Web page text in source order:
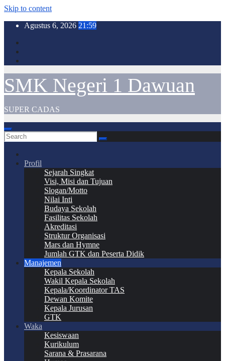
Skip to content
Agustus 6, 2026 21:59
SMK Negeri 1 Dawuan
SUPER CADAS
Profil
Sejarah Singkat
Visi, Misi dan Tujuan
Slogan/Motto
Nilai Inti
Budaya Sekolah
Fasilitas Sekolah
Akreditasi
Struktur Organisasi
Mars dan Hymne
Jumlah GTK dan Peserta Didik
Manajemen
Kepala Sekolah
Wakil Kepala Sekolah
Kepala/Koordinator TAS
Dewan Komite
Kepala Jurusan
GTK
Waka
Kesiswaan
Kurikulum
Sarana & Prasarana